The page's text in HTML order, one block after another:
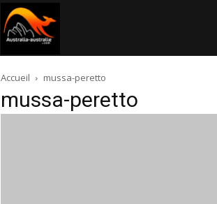
australie.com
Accueil mussa-peretto
mussa-peretto